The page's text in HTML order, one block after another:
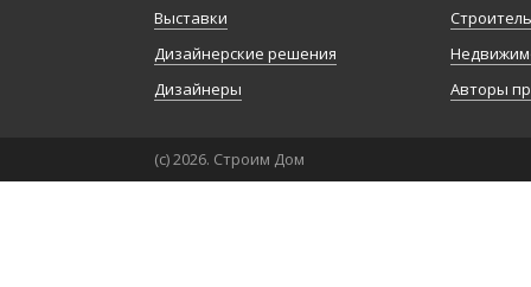
Выставки
Дизайнерские решения
Дизайнеры
Авторы
(с) 2026. Строим Дом